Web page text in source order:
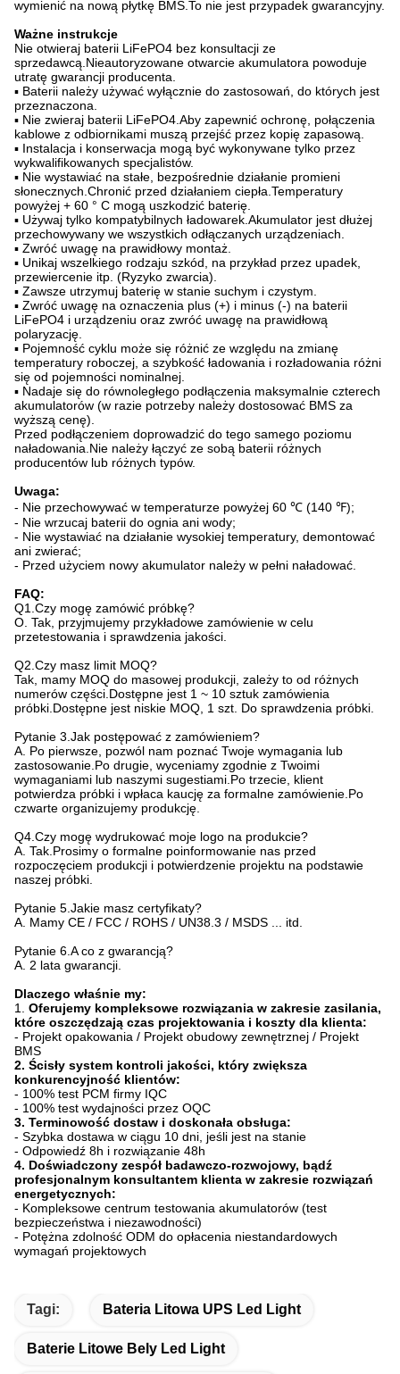
wymienić na nową płytkę BMS.To nie jest przypadek gwarancyjny.
Ważne instrukcje
Nie otwieraj baterii LiFePO4 bez konsultacji ze
sprzedawcą.Nieautoryzowane otwarcie akumulatora powoduje
utratę gwarancji producenta.
▪ Baterii należy używać wyłącznie do zastosowań, do których jest
przeznaczona.
▪ Nie zwieraj baterii LiFePO4.Aby zapewnić ochronę, połączenia
kablowe z odbiornikami muszą przejść przez kopię zapasową.
▪ Instalacja i konserwacja mogą być wykonywane tylko przez
wykwalifikowanych specjalistów.
▪ Nie wystawiać na stałe, bezpośrednie działanie promieni
słonecznych.Chronić przed działaniem ciepła.Temperatury
powyżej + 60 ° C mogą uszkodzić baterię.
▪ Używaj tylko kompatybilnych ładowarek.Akumulator jest dłużej
przechowywany we wszystkich odłączanych urządzeniach.
▪ Zwróć uwagę na prawidłowy montaż.
▪ Unikaj wszelkiego rodzaju szkód, na przykład przez upadek,
przewiercenie itp. (Ryzyko zwarcia).
▪ Zawsze utrzymuj baterię w stanie suchym i czystym.
▪ Zwróć uwagę na oznaczenia plus (+) i minus (-) na baterii
LiFePO4 i urządzeniu oraz zwróć uwagę na prawidłową
polaryzację.
▪ Pojemność cyklu może się różnić ze względu na zmianę
temperatury roboczej, a szybkość ładowania i rozładowania różni
się od pojemności nominalnej.
▪ Nadaje się do równoległego podłączenia maksymalnie czterech
akumulatorów (w razie potrzeby należy dostosować BMS za
wyższą cenę).
Przed podłączeniem doprowadzić do tego samego poziomu
naładowania.Nie należy łączyć ze sobą baterii różnych
producentów lub różnych typów.
Uwaga:
- Nie przechowywać w temperaturze powyżej 60 ℃ (140 ℉);
- Nie wrzucaj baterii do ognia ani wody;
- Nie wystawiać na działanie wysokiej temperatury, demontować
ani zwierać;
- Przed użyciem nowy akumulator należy w pełni naładować.
FAQ:
Q1.Czy mogę zamówić próbkę?
O. Tak, przyjmujemy przykładowe zamówienie w celu
przetestowania i sprawdzenia jakości.
Q2.Czy masz limit MOQ?
Tak, mamy MOQ do masowej produkcji, zależy to od różnych
numerów części.Dostępne jest 1 ~ 10 sztuk zamówienia
próbki.Dostępne jest niskie MOQ, 1 szt. Do sprawdzenia próbki.
Pytanie 3.Jak postępować z zamówieniem?
A. Po pierwsze, pozwól nam poznać Twoje wymagania lub
zastosowanie.Po drugie, wyceniamy zgodnie z Twoimi
wymaganiami lub naszymi sugestiami.Po trzecie, klient
potwierdza próbki i wpłaca kaucję za formalne zamówienie.Po
czwarte organizujemy produkcję.
Q4.Czy mogę wydrukować moje logo na produkcie?
A. Tak.Prosimy o formalne poinformowanie nas przed
rozpoczęciem produkcji i potwierdzenie projektu na podstawie
naszej próbki.
Pytanie 5.Jakie masz certyfikaty?
A. Mamy CE / FCC / ROHS / UN38.3 / MSDS ... itd.
Pytanie 6.A co z gwarancją?
A. 2 lata gwarancji.
Dlaczego właśnie my:
1. Oferujemy kompleksowe rozwiązania w zakresie zasilania,
które oszczędzają czas projektowania i koszty dla klienta:
- Projekt opakowania / Projekt obudowy zewnętrznej / Projekt
BMS
2. Ścisły system kontroli jakości, który zwiększa
konkurencyjność klientów:
- 100% test PCM firmy IQC
- 100% test wydajności przez OQC
3. Terminowość dostaw i doskonała obsługa:
- Szybka dostawa w ciągu 10 dni, jeśli jest na stanie
- Odpowiedź 8h i rozwiązanie 48h
4. Doświadczony zespół badawczo-rozwojowy, bądź
profesjonalnym konsultantem klienta w zakresie rozwiązań
energetycznych:
- Kompleksowe centrum testowania akumulatorów (test
bezpieczeństwa i niezawodności)
- Potężna zdolność ODM do opłacenia niestandardowych
wymagań projektowych
Tagi: Bateria Litowa UPS Led Light
Baterie Litowe Bely Led Light